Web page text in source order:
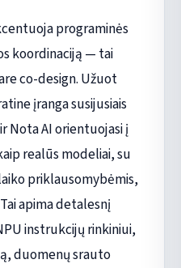
programinės
koordinaciją — tai
co-design. Užuot
įranga susijusiais
Nota AI orientuojasi į
realūs modeliai, su
priklausomybėmis,
apima detalesnį
instrukcijų rinkiniui,
duomenų srauto